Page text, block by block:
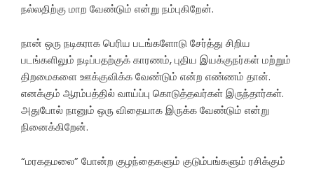
நல்லதிற்கு மாற வேண்டும் என்று நம்புகிறேன்.
நான் ஒரு நடிகராக பெரிய படங்களோடு சேர்த்து சிறிய
படங்களிலும் நடிப்பதற்குக் காரணம், புதிய இயக்குநர்கள் மற்றும்
திறமைகளை ஊக்குவிக்க வேண்டும் என்ற எண்ணம் தான்.
எனக்கும் ஆரம்பத்தில் வாய்ப்பு கொடுத்தவர்கள் இருந்தார்கள்.
அதுபோல் நானும் ஒரு விதையாக இருக்க வேண்டும் என்று
நினைக்கிறேன்.
“மரகதமலை” போன்ற குழந்தைகளும் குடும்பங்களும் ரசிக்கும்